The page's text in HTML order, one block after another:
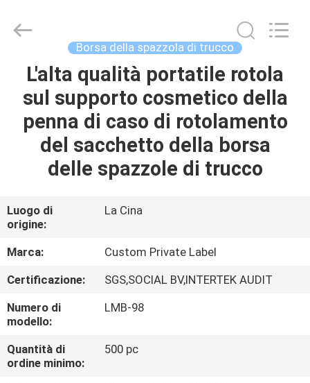
CASA
PRODOTTI
CIRCA
GIRO
DELLA
FABBRICA
CONTROLLO
DI
QUALITÀ
Chanmy
Cosmetics
Reserved.
Borsa della spazzola di trucco
L'alta qualità portatile rotola
sul supporto cosmetico della
penna di caso di rotolamento
del sacchetto della borsa
delle spazzole di trucco
Luogo di
origine:
La Cina
Marca:
Custom Private Label
Certificazione:
SGS,SOCIAL BV,INTERTEK AUDIT
Numero di
modello:
LMB-98
Quantità di
ordine minimo:
500 pc